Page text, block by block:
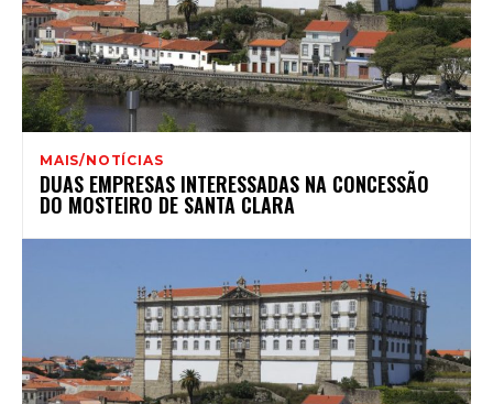
MAIS/NOTÍCIAS
DUAS EMPRESAS INTERESSADAS NA CONCESSÃO
DO MOSTEIRO DE SANTA CLARA